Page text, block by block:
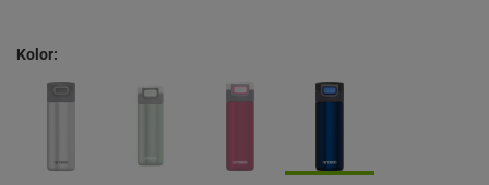
Kolor